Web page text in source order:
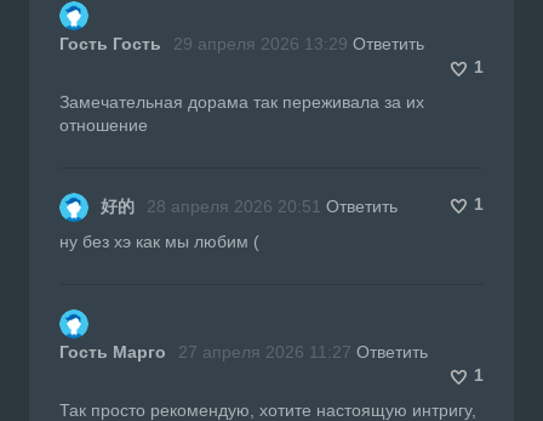
Гость Гость 29 апреля 2026 13:29 Ответить
1
Замечательная дорама так переживала за их
отношение
好的 28 апреля 2026 20:51 Ответить
1
ну без хэ как мы любим (
Гость Марго 27 апреля 2026 11:27 Ответить
1
Так просто рекомендую, хотите настоящую интригу,